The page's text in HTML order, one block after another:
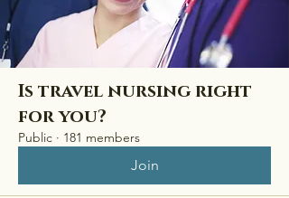
Is travel nursing right
for you?
Public · 181 members
Join